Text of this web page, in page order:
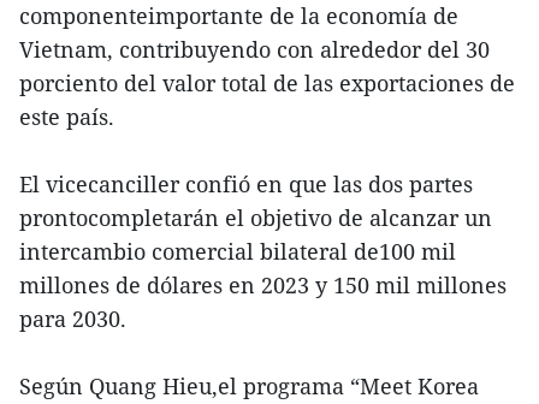
componenteimportante de la economía de
Vietnam, contribuyendo con alrededor del 30
porciento del valor total de las exportaciones de
este país.
El vicecanciller confió en que las dos partes
prontocompletarán el objetivo de alcanzar un
intercambio comercial bilateral de100 mil
millones de dólares en 2023 y 150 mil millones
para 2030.
Según Quang Hieu,el programa “Meet Korea